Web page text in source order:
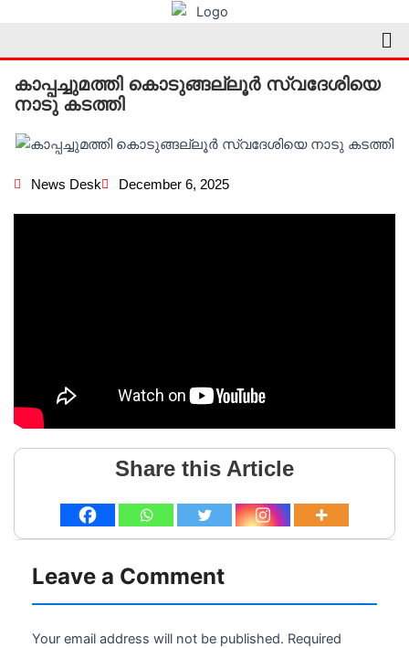
content
കാപ്പച്ചുമത്തി കൊടുങ്ങല്ലൂർ സ്വദേശിയെ
നാടു കടത്തി
News Desk December 6, 2025
Share this Article
Leave a Comment
Your email address will not be published. Required